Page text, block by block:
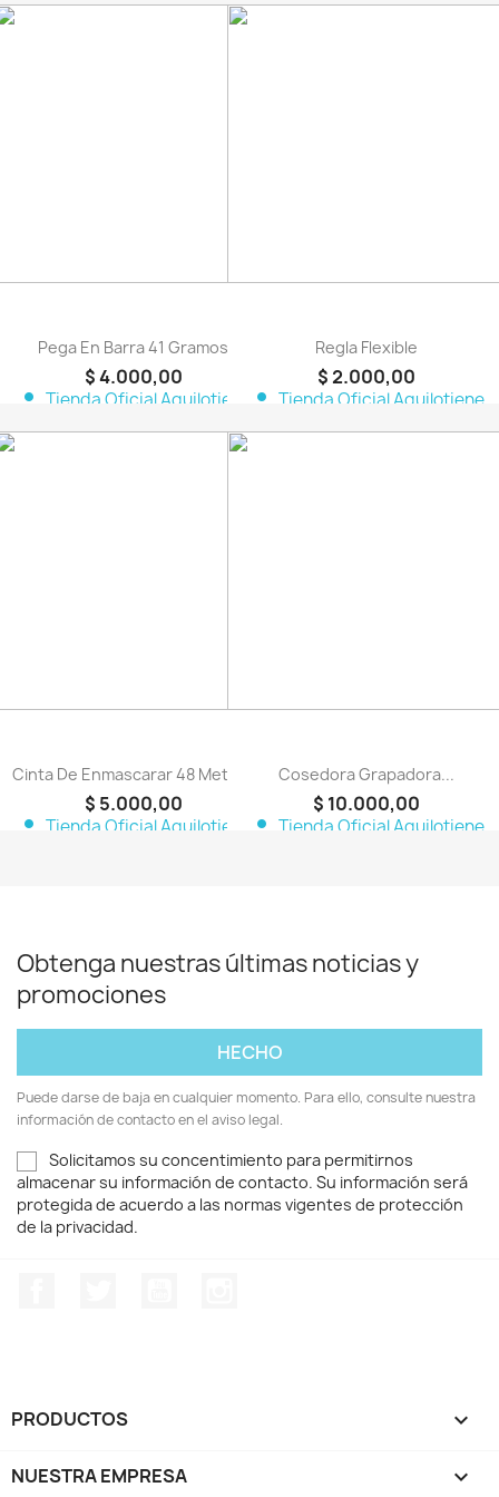
Pega En Barra 41 Gramos
$ 4.000,00
person Tienda Oficial Aquilotiene
Regla Flexible
$ 2.000,00
person Tienda Oficial Aquilotiene
Cinta De Enmascarar 48 Metros
$ 5.000,00
person Tienda Oficial Aquilotiene
Cosedora Grapadora...
$ 10.000,00
person Tienda Oficial Aquilotiene
Obtenga nuestras últimas noticias y
promociones
Puede darse de baja en cualquier momento. Para ello, consulte nuestra
información de contacto en el aviso legal.
Solicitamos su concentimiento para permitirnos
almacenar su información de contacto. Su información será
protegida de acuerdo a las normas vigentes de protección
de la privacidad.
PRODUCTOS 
NUESTRA EMPRESA 